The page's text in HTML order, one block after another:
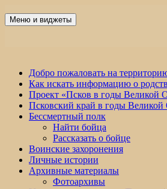
Победа 60
Меню и виджеты
Добро пожаловать на
Как искать информацию о
Проект «Псков в годы Великой
Псковский край в годы
Бессмертный полк
Найти бойца
Рассказать о бойце
Воинские захоронения
Личные истории
Архивные материалы
Фотоархивы